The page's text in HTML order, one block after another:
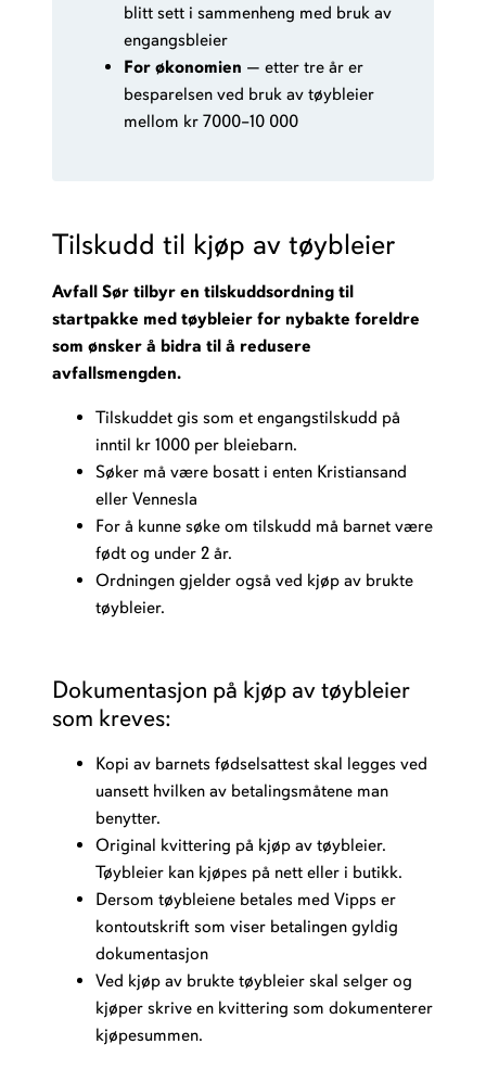
blitt sett i sammenheng med bruk av
engangsbleier
For økonomien — etter tre år er
besparelsen ved bruk av tøybleier
mellom kr 7000–10 000
Tilskudd til kjøp av tøybleier
Avfall Sør tilbyr en tilskuddsordning til
startpakke med tøybleier for nybakte foreldre
som ønsker å bidra til å redusere
avfallsmengden.
Tilskuddet gis som et engangstilskudd på
inntil kr 1000 per bleiebarn.
Søker må være bosatt i enten Kristiansand
eller Vennesla
For å kunne søke om tilskudd må barnet være
født og under 2 år.
Ordningen gjelder også ved kjøp av brukte
tøybleier.
Dokumentasjon på kjøp av tøybleier
som kreves:
Kopi av barnets fødselsattest skal legges ved
uansett hvilken av betalingsmåtene man
benytter.
Original kvittering på kjøp av tøybleier.
Tøybleier kan kjøpes på nett eller i butikk.
Dersom tøybleiene betales med Vipps er
kontoutskrift som viser betalingen gyldig
dokumentasjon
Ved kjøp av brukte tøybleier skal selger og
kjøper skrive en kvittering som dokumenterer
kjøpesummen.